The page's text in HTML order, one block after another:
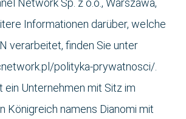
Network Sp. z o.o., Warszawa,
Informationen darüber, welche
verarbeitet, finden Sie unter
polityka-prywatnosci/.
ein Unternehmen mit Sitz im
Königreich namens Dianomi mit